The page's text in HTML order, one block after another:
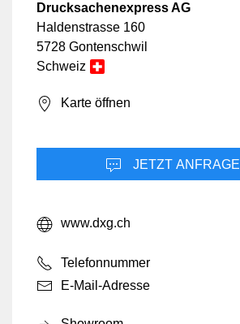
Drucksachenexpress AG
Haldenstrasse 160
5728 Gontenschwil
Schweiz
Karte öffnen
JETZT
www.dxg.ch
Telefonnummer
E-Mail-Adresse